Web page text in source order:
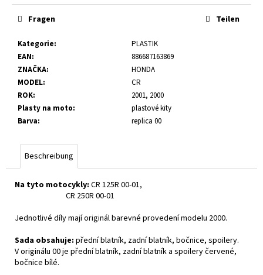
Kategorie:
PLASTIK
EAN:
886687163869
ZNAČKA:
HONDA
MODEL:
CR
ROK:
2001, 2000
Plasty na moto:
plastové kity
Barva: replica 00
Fragen Teilen
Beschreibung
Na tyto motocykly: CR 125R 00-01,
CR 250R 00-01
Jednotlivé díly mají originál barevné provedení modelu 2000.
Sada obsahuje: přední blatník, zadní blatník, bočnice, spoilery.
V originálu 00 je přední blatník, zadní blatník a spoilery červené,
bočnice bílé.
n